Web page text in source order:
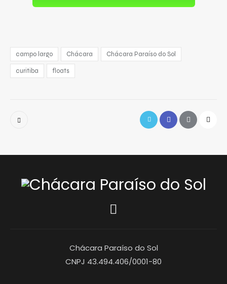
campo largo Chácara Chácara Paraíso do Sol
curitiba floats
Chácara Paraíso do Sol
CNPJ 43.494.406/0001-80